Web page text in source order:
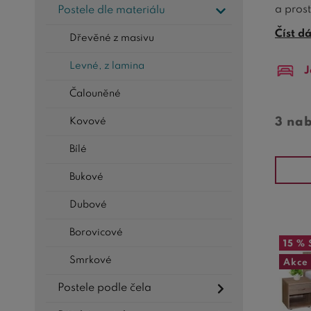
a
Levné
Díky
už
pravé
Číst
Postele dle materiálu
Dřevěné z masivu
Levné, z lamina
Čalouněné
Kovové
Bílé
Bukové
Dubové
Borovicové
Smrkové
Postele podle čela
3
15 %
Akce